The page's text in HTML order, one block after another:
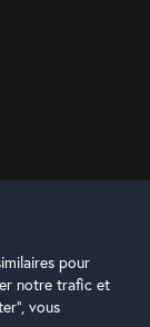
pour
notre trafic et
vous